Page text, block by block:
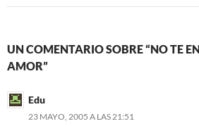
UN COMENTARIO SOBRE “NO TE
AMOR”
Edu
23 MAYO, 2005 A LAS 21:51